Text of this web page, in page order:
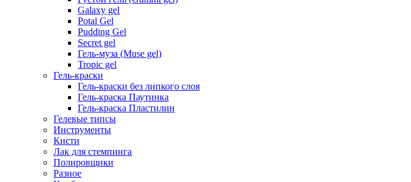
Galaxy gel
Potal Gel
Pudding Gel
Secret gel
Гель-муза (Muse gel)
Tropic gel
Гель-краски
Гель-краски без липкого слоя
Гель-краска Паутинка
Гель-краска Пластилин
Гелевые типсы
Инструменты
Кисти
Лак для стемпинга
Полировщики
Разное